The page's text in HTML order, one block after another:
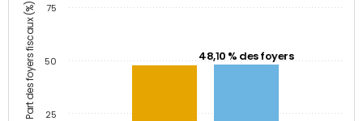
Part des foyers fiscaux (%) 48,10 % des foyers
25
50
75